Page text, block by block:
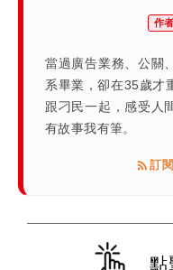
作
當過廣告業務、公關
系畢業，卻在35歲才
跟刁民一起，感受人
有故事我有筆。
訂
點